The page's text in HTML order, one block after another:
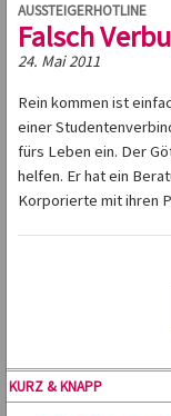
AUSSTEIGERHOTLINE
Falsch
24. Mai 2011
Rein kommen ist
einer
fürs Leben ein. Der
helfen. Er hat ein
Korporierte mit ihren
KURZ & KNAPP